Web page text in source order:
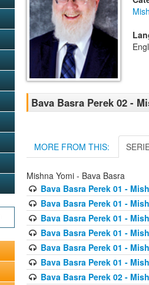
Bava Basra Perek 02 -
MORE FROM THIS:
Mishna Yomi - Bava Basra
Bava Basra Perek 01 -
Bava Basra Perek 01 -
Bava Basra Perek 01 -
Bava Basra Perek 01 -
Bava Basra Perek 01 -
Bava Basra Perek 01 -
Bava Basra Perek 02 -